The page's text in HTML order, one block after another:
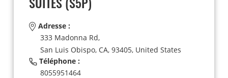
Adresse :
333 Madonna Rd,
San Luis Obispo, CA, 93405, United States
Téléphone :
8055951464